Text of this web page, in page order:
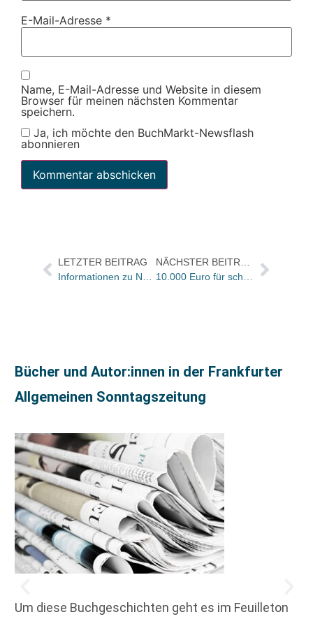
E-Mail-Adresse *
Name, E-Mail-Adresse und Website in diesem
Browser für meinen nächsten Kommentar
speichern.
Ja, ich möchte den BuchMarkt-Newsflash
abonnieren
LETZTER BEITRAG
Bücher und Autor:innen in der Frankfurter
Allgemeinen Sonntagszeitung
Um diese Buchgeschichten geht es im Feuilleton